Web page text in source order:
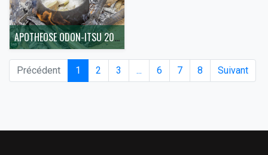
APOTHEOSE ODON-ITSU 2023
Précédent 1 2 3 ... 6 7 8 Suivant